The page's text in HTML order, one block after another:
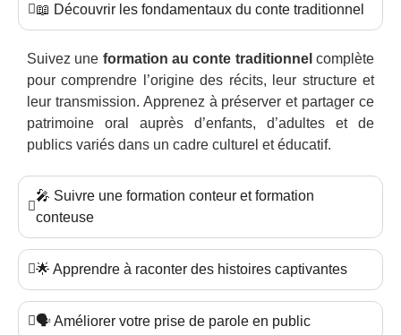
📖 Découvrir les fondamentaux du conte traditionnel
Suivez une formation au conte traditionnel complète
pour comprendre l’origine des récits, leur structure et
leur transmission. Apprenez à préserver et partager ce
patrimoine oral auprès d’enfants, d’adultes et de
publics variés dans un cadre culturel et éducatif.
🎤 Suivre une formation conteur et formation
conteuse
🌟 Apprendre à raconter des histoires captivantes
🗣️ Améliorer votre prise de parole en public